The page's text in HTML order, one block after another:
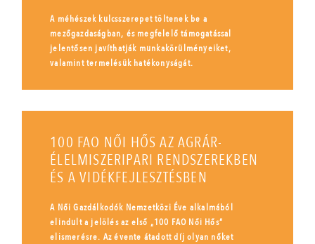
A méhészek kulcsszerepet töltenek be a
mezőgazdaságban, és megfelelő támogatással
jelentősen javíthatják munkakörülményeiket,
valamint termelésük hatékonyságát.
100 FAO NŐI HŐS AZ AGRÁR-
ÉLELMISZERIPARI RENDSZEREKBEN
ÉS A VIDÉKFEJLESZTÉSBEN
A Női Gazdálkodók Nemzetközi Éve alkalmából
elindult a jelölés az első „100 FAO Női Hős”
elismerésre. Az évente átadott díj olyan nőket